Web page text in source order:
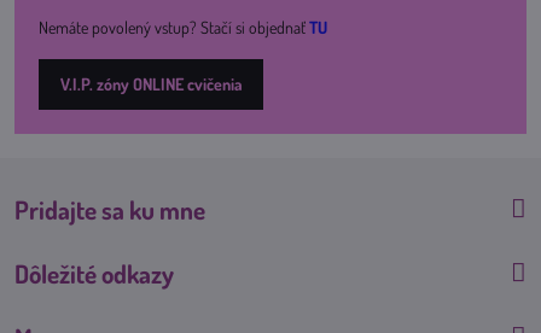
Nemáte povolený vstup? Stačí si objednaťTU
V.I.P. zóny ONLINE cvičenia
Pridajte sa ku mne
Dôležité odkazy